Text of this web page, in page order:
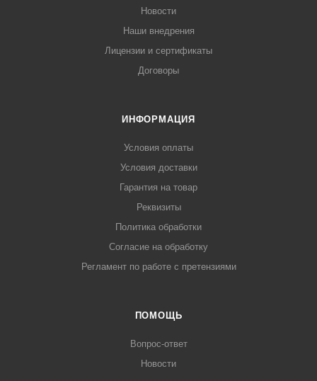
Новости
Наши внедрения
Лицензии и сертификаты
Договоры
ИНФОРМАЦИЯ
Условия оплаты
Условия доставки
Гарантия на товар
Реквизиты
Политика обработки
Согласие на обработку
Регламент по работе с претензиями
ПОМОЩЬ
Вопрос-ответ
Новости